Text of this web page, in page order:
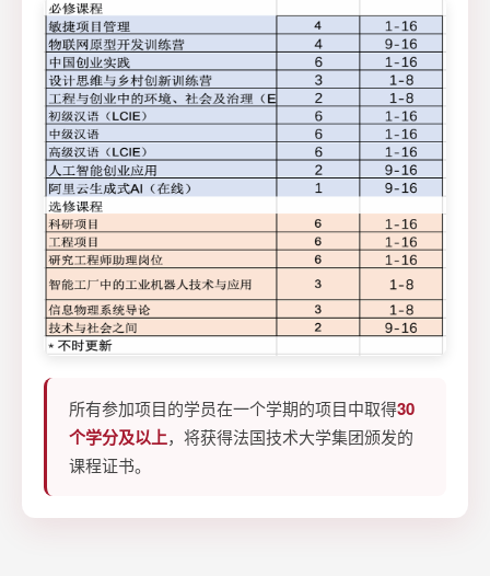
所有参加项目的学员在一个学期的项目中取得30
个学分及以上，将获得法国技术大学集团颁发的
课程证书。